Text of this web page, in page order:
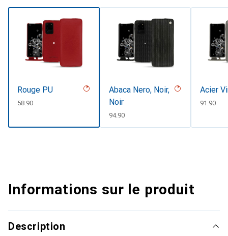
Rouge PU
CHF
58.90
Abaca Nero, Noir,
Noir
CHF
94.90
Acier
CHF
91.90
Informations sur le produit
Description